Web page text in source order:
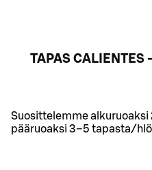
TAPAS
Suosittelemme
pääruoaksi 3–5 tapasta/